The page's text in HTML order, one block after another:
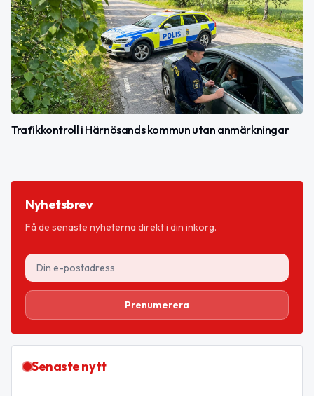
Trafikkontroll i Härnösands kommun utan anmärkningar
Nyhetsbrev
Få de senaste nyheterna direkt i din inkorg.
Prenumerera
Senaste nytt